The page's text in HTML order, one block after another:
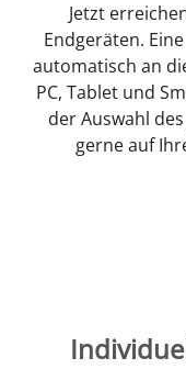
Jetzt
Endgeräten.
automatisch an
PC, Tablet und
der Auswahl
gerne auf